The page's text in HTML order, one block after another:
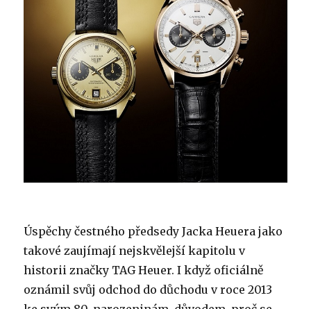
Úspěchy čestného předsedy Jacka Heuera jako
takové zaujímají nejskvělejší kapitolu v
historii značky TAG Heuer. I když oficiálně
oznámil svůj odchod do důchodu v roce 2013